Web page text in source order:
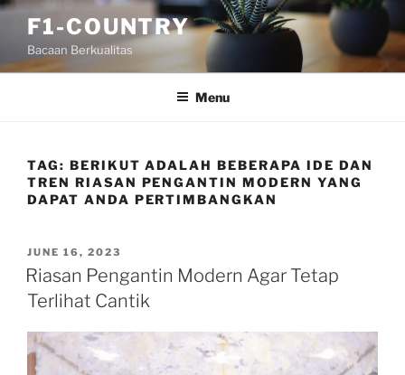
Skip
content
F1-COUNTRY
Bacaan Berkualitas
Menu
TAG: BERIKUT ADALAH BEBERAPA IDE DAN
TREN RIASAN PENGANTIN MODERN YANG
DAPAT ANDA PERTIMBANGKAN
POSTED
ON
JUNE 16, 2023
Riasan Pengantin Modern Agar Tetap
Terlihat Cantik